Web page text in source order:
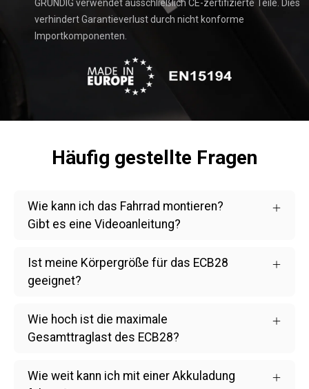
GRUNDIG verwendet ausschließlich CE-zertifizierte Teile. Dies
verhindert Garantieverlust durch nicht konforme
Importkomponenten.
Häufig gestellte Fragen
Wie kann ich das Fahrrad montieren?
Gibt es eine Videoanleitung?
Ist meine Körpergröße für das ECB28
geeignet?
Wie hoch ist die maximale
Gesamttraglast des ECB28?
Wie weit kann ich mit einer Akkuladung